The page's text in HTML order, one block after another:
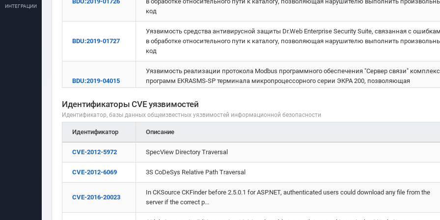
ИНТЕГРАЦИИ
код
BDU:2019-01727
Уязвимость средства антивирусной защиты Dr.Web Enterprise Security Suite, связанная с
в обработке относительного пути к каталогу, позволяющая нарушителю выполнить
код
BDU:2019-04015
Уязвимость реализации протокола Modbus программного обеспечения "Сервер связи"
программ EKRASMS-SP терминала микропроцессорного серии ЭКРА 200, позволяющая
BDU:2019-04627
Уязвимость реализации механизма обработки .NPK-файлов операционной системы RouterOS
маршрутизаторов MikroTik, позволяющая нарушителю создавать произвольные каталоги и
выполнить произвольный shell-код
Уязвимость операционных систем Junos OS маршрутизаторов серии NFX150, EX9200 with NG-RE,
каталогу с ограниченным доступом, позволяющая нарушителю получи...
BDU:2020-04463
Уязвимость модуля spring-cloud-config-server сервера Spring Cloud Config, позволяющая
получить доступ к защищаемой информации
Идентификаторы CVE уязвимостей
Идентификатор, базы данных общеизвестных уязвимостей информационной безопасности
Идентификатор Описание
CVE-2012-5972 SpecView Directory Traversal
CVE-2012-6069 3S CoDeSys Relative Path Traversal
CVE-2016-20023
In CKSource CKFinder before 2.5.0.1 for ASP.NET, authenticated users could download any file from the
server if the correct p...